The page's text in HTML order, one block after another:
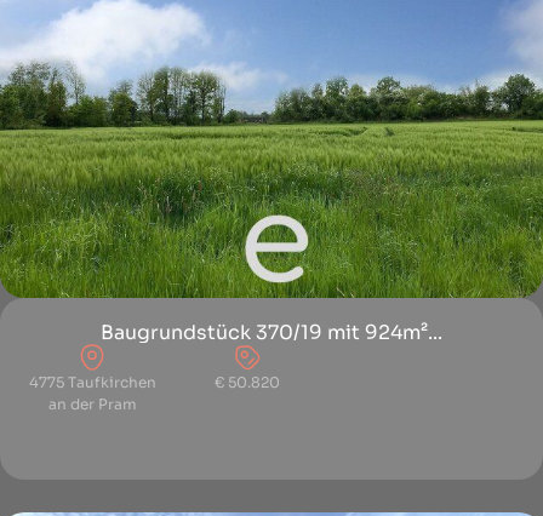
Baugrundstück 370/19 mit 924m²...
4775 Taufkirchen
an der Pram
€ 50.820